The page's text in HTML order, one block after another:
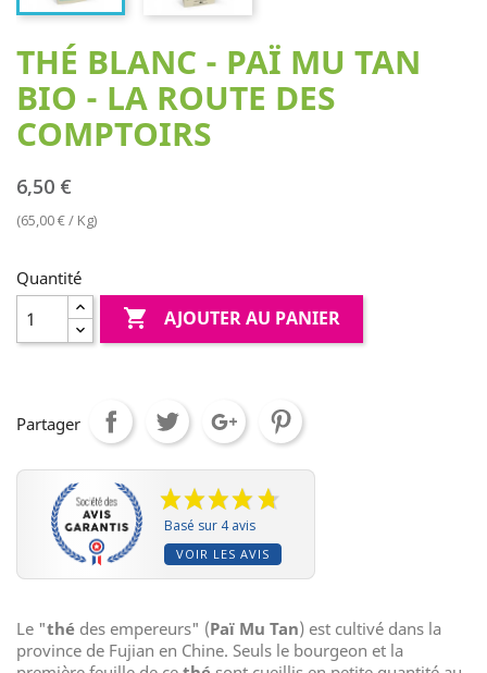
THÉ BLANC - PAÏ MU TAN
BIO - LA ROUTE DES
COMPTOIRS
6,50 €
(65,00 € / Kg)
Quantité
 AJOUTER AU PANIER
Partager
Basé sur 4 avis
VOIR LES AVIS
Le "thé des empereurs" (Paï Mu Tan) est cultivé dans la
province de Fujian en Chine. Seuls le bourgeon et la